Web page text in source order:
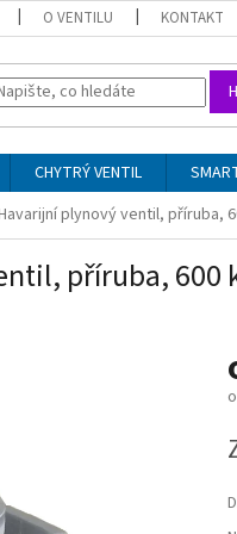
O VENTILU KONTAKT
CHYTRÝ VENTIL
plynový ventil, příruba,
příruba, 600